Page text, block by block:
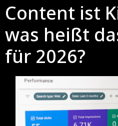
Content ist
was heißt
für 2026?